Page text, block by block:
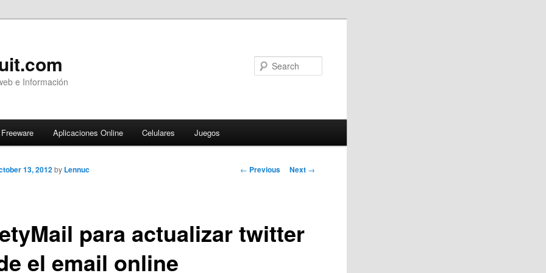
e Información
Freeware Aplicaciones Online Celulares Juegos
Post
← Previous Next →
para actualizar twitter
el email online
13, 2012 by Lennuc